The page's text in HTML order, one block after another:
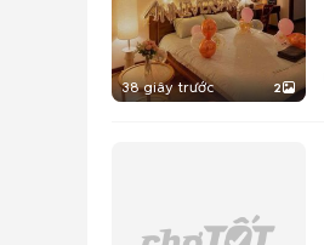
38 giây trước 2